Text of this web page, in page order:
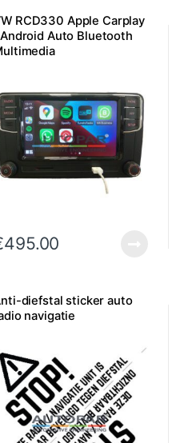
RCD330 Apple Carplay
Auto Bluetooth
495.00
diefstal sticker auto
navigatie